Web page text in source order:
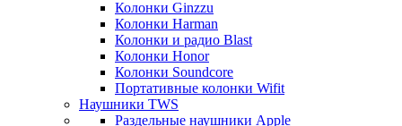
Колонки Ginzzu
Колонки Harman
Колонки и радио Blast
Колонки Honor
Колонки Soundcore
Портативные колонки Wifit
Наушники TWS
Раздельные наушники Apple